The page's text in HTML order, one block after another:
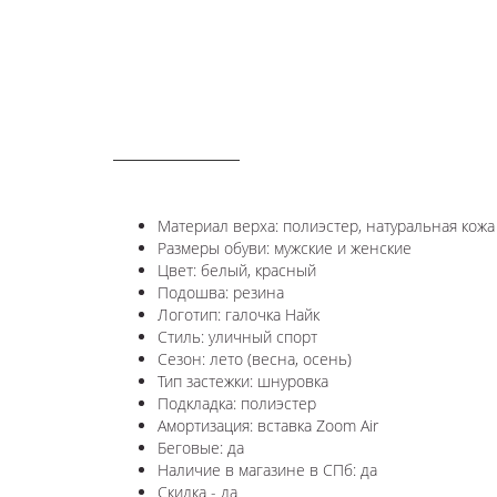
Материал верха: полиэстер, натуральная кожа
Размеры обуви: мужские и женские
Цвет: белый, красный
Подошва: резина
Логотип: галочка Найк
Стиль: уличный спорт
Сезон: лето (весна, осень)
Тип застежки: шнуровка
Подкладка: полиэстер
Амортизация: вставка Zoom Air
Беговые: да
Наличие в магазине в СПб: да
Скидка - да